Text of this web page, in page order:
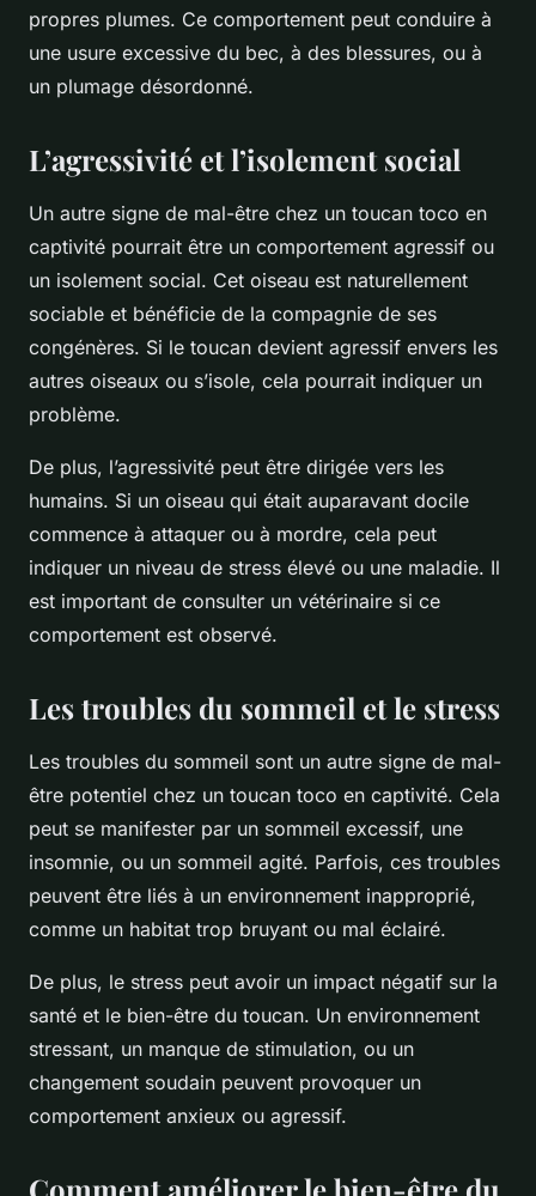
propres plumes. Ce comportement peut conduire à
une usure excessive du bec, à des blessures, ou à
un plumage désordonné.
L’agressivité et l’isolement social
Un autre signe de mal-être chez un toucan toco en
captivité pourrait être un comportement agressif ou
un isolement social. Cet oiseau est naturellement
sociable et bénéficie de la compagnie de ses
congénères. Si le toucan devient agressif envers les
autres oiseaux ou s’isole, cela pourrait indiquer un
problème.
De plus, l’agressivité peut être dirigée vers les
humains. Si un oiseau qui était auparavant docile
commence à attaquer ou à mordre, cela peut
indiquer un niveau de stress élevé ou une maladie. Il
est important de consulter un vétérinaire si ce
comportement est observé.
Les troubles du sommeil et le stress
Les troubles du sommeil sont un autre signe de mal-
être potentiel chez un toucan toco en captivité. Cela
peut se manifester par un sommeil excessif, une
insomnie, ou un sommeil agité. Parfois, ces troubles
peuvent être liés à un environnement inapproprié,
comme un habitat trop bruyant ou mal éclairé.
De plus, le stress peut avoir un impact négatif sur la
santé et le bien-être du toucan. Un environnement
stressant, un manque de stimulation, ou un
changement soudain peuvent provoquer un
comportement anxieux ou agressif.